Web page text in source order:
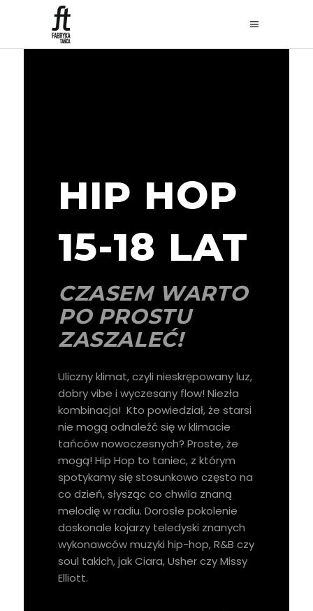
HIP HOP
15-18 LAT
CZASEM WARTO
PO PROSTU
ZASZALEĆ!
Uliczny klimat, czyli nieskrępowany luz,
dobry vibe i wyczesany flow! Niezła
kombinacja! Kto powiedział, że starsi
nie mogą odnaleźć się w klimacie
tańców nowoczesnych? Proste, że
mogą! Hip Hop to taniec, z którym
spotykamy się stosunkowo często na
co dzień, słysząc co chwila znaną
melodię w radiu. Dorosłe pokolenie
doskonale kojarzy teledyski znanych
wykonawców muzyki hip-hop, R&B czy
soul takich, jak Ciara, Usher czy Missy
Elliott.